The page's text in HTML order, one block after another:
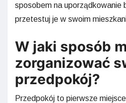
sposobem na uporządkowanie
przetestuj je w swoim
W jaki sposób
zorganizować
przedpokój?
Przedpokój to pierwsze